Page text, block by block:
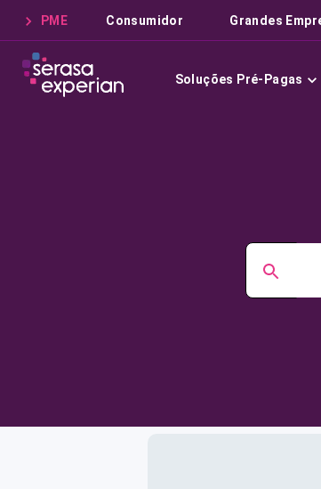
PME Consumidor Grandes
Soluções Pré-Pagas